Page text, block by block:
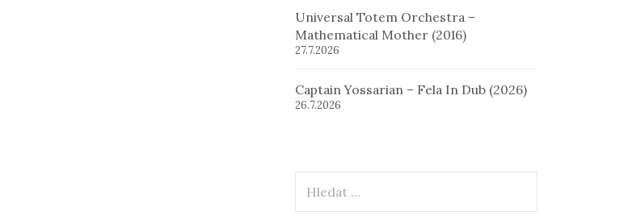
Universal Totem Orchestra –
Mathematical Mother (2016)
27.7.2026
Captain Yossarian – Fela In Dub (2026)
26.7.2026